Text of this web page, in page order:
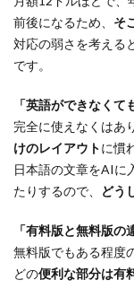
前後になるため、 そ
対応の弱さを考える
です。
「英語ができなくて
完全に使えなくはあ
けのレイアウトに慣
日本語の文章をAIに
たりするので、
どう
「有料版と無料版の
無料版でもある程度
どの便利な部分は有